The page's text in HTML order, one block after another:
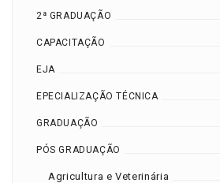
2ª GRADUAÇÃO
CAPACITAÇÃO
EJA
EPECIALIZAÇÃO TÉCNICA
GRADUAÇÃO
PÓS GRADUAÇÃO
Agricultura e Veterinária